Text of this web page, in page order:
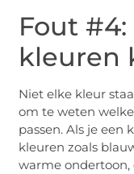
Fout
kleuren
Niet elke kleur
om te weten
passen. Als je een
kleuren zoals
warme ondertoon,